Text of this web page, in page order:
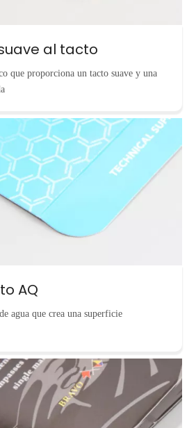
al tacto
que proporciona un tacto suave y una
AQ
agua que crea una superficie